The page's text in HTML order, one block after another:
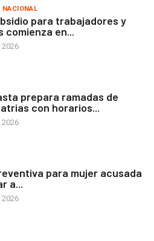
NACIONAL
para trabajadores y
comienza en...
prepara ramadas de
con horarios...
para mujer acusada
a...